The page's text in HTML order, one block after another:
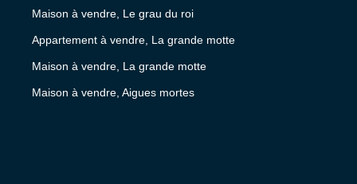
Maison à vendre, Le grau du roi
Appartement à vendre, La grande motte
Maison à vendre, La grande motte
Maison à vendre, Aigues mortes